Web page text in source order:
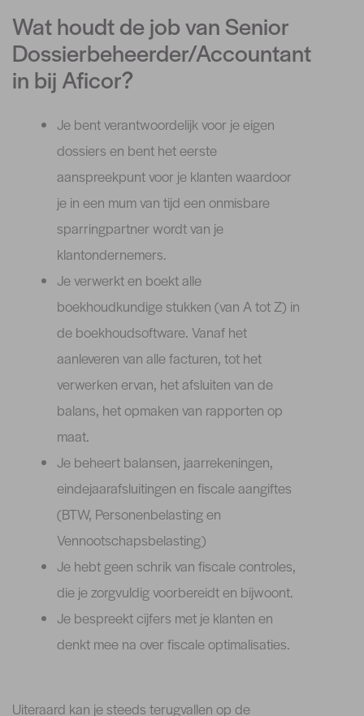
Wat houdt de job van Senior
Dossierbeheerder/Accountant
in bij Aficor?
Je bent verantwoordelijk voor je eigen
dossiers en bent het eerste
aanspreekpunt voor je klanten waardoor
je in een mum van tijd een onmisbare
sparringpartner wordt van je
klantondernemers.
Je verwerkt en boekt alle
boekhoudkundige stukken (van A tot Z) in
de boekhoudsoftware. Vanaf het
aanleveren van alle facturen, tot het
verwerken ervan, het afsluiten van de
balans, het opmaken van rapporten op
maat.
Je beheert balansen, jaarrekeningen,
eindejaarafsluitingen en fiscale aangiftes
(BTW, Personenbelasting en
Vennootschapsbelasting)
Je hebt geen schrik van fiscale controles,
die je zorgvuldig voorbereidt en bijwoont.
Je bespreekt cijfers met je klanten en
denkt mee na over fiscale optimalisaties.
Uiteraard kan je steeds terugvallen op de